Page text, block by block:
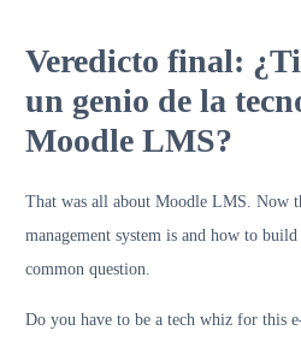
Veredicto final:
un genio de la
Moodle LMS?
That was all about Moodle LMS. Now
management system is and how to
common question.
Do you have to be a tech whiz for this